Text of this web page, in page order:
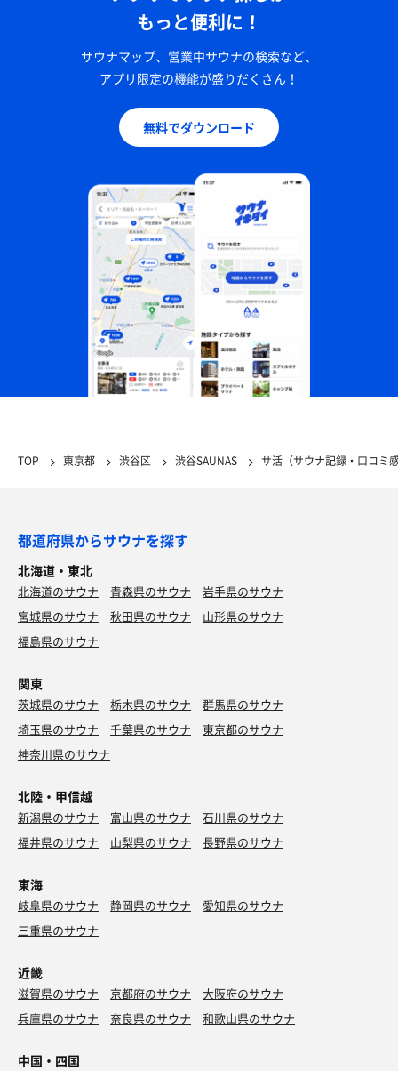
もっと便利に！
サウナマップ、営業中サウナの検索など、
アプリ限定の機能が盛りだくさん！
無料でダウンロード
TOP 東京都 渋谷区 渋谷SAUNAS サ活（サウナ記録・口コミ
都道府県からサウナを探す
北海道・東北
北海道のサウナ 青森県のサウナ
岩手県のサウナ
宮城県のサウナ
秋田県のサウナ
山形県のサウナ
福島県のサウナ
関東
茨城県のサウナ 栃木県のサウナ
群馬県のサウナ
埼玉県のサウナ
千葉県のサウナ
東京都のサウナ
神奈川県のサウナ
北陸・甲信越
新潟県のサウナ 富山県のサウナ
石川県のサウナ
福井県のサウナ
山梨県のサウナ 長野県のサウナ
東海
岐阜県のサウナ 静岡県のサウナ
愛知県のサウナ
三重県のサウナ
近畿
滋賀県のサウナ 京都府のサウナ
大阪府のサウナ
兵庫県のサウナ
奈良県のサウナ 和歌山県のサウナ
中国・四国